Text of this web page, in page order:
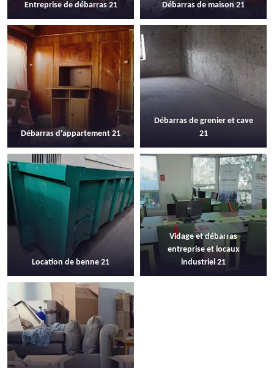
Entreprise de débarras 21 Débarras de maison 21
Débarras d'appartement 21
Débarras de grenier et cave
21
Location de benne 21
Vidage et débarras
entreprise et locaux
industriel 21